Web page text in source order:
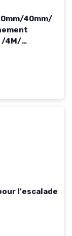
40mm/
/4M/
l'escalade